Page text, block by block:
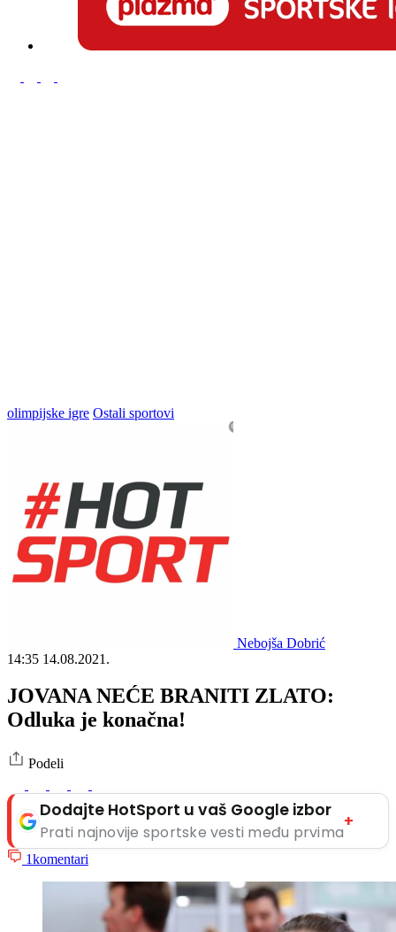
olimpijske igre Ostali sportovi
Nebojša Dobrić
14:35 14.08.2021.
JOVANA NEĆE BRANITI ZLATO:
Odluka je konačna!
Podeli
Dodajte HotSport u vaš Google izbor
Prati najnovije sportske vesti među prvima
+
1komentari